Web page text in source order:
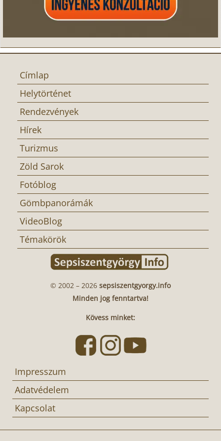
Címlap
Helytörténet
Rendezvények
Hírek
Turizmus
Zöld Sarok
Fotóblog
Gömbpanorámák
VideoBlog
Témakörök
© 2002 – 2026 sepsiszentgyorgy.info
Minden jog fenntartva!
Kövess minket:
Impresszum
Adatvédelem
Kapcsolat